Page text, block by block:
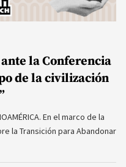
la Conferencia
de la civilización
En el marco de la
la Transición para Abandonar